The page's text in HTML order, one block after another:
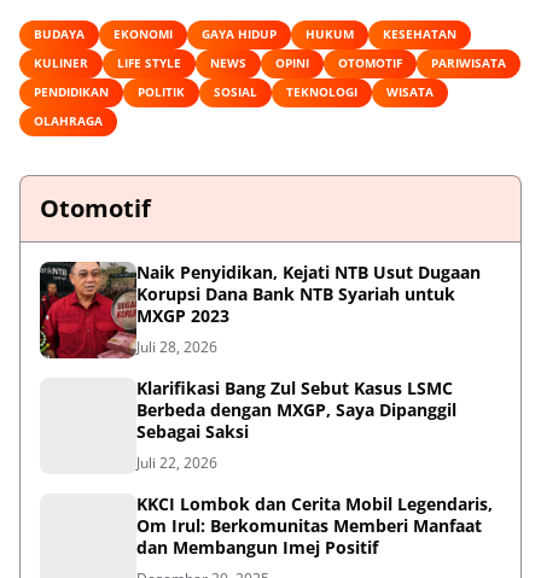
BUDAYA EKONOMI GAYA HIDUP HUKUM
KESEHATAN
KULINER
LIFE STYLE NEWS OPINI OTOMOTIF
PARIWISATA
PENDIDIKAN
POLITIK SOSIAL TEKNOLOGI
WISATA
OLAHRAGA
Otomotif
Naik Penyidikan, Kejati NTB Usut Dugaan
Korupsi Dana Bank NTB Syariah untuk
MXGP 2023
Juli 28, 2026
Klarifikasi Bang Zul Sebut Kasus LSMC
Berbeda dengan MXGP, Saya Dipanggil
Sebagai Saksi
Juli 22, 2026
KKCI Lombok dan Cerita Mobil Legendaris,
Om Irul: Berkomunitas Memberi Manfaat
dan Membangun Imej Positif